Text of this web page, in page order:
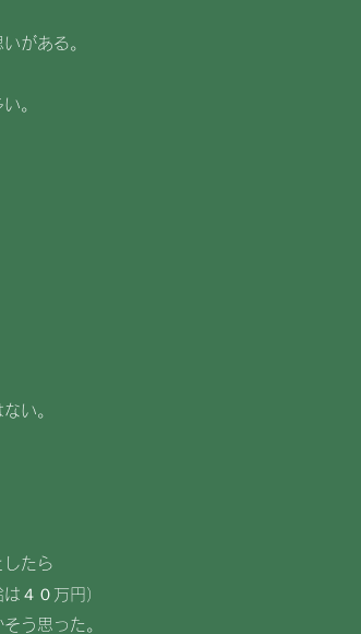
がある。
。
い。
したら
４０万円）
う思った。